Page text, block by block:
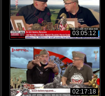
03:05:12
02:17:18